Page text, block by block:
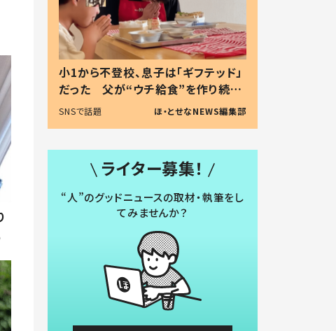
小1から不登校、息子は「ギフテッド」
だった 父が“ウチ給食”を作り続け
る理由とは #令和の親 #令和の子
SNSで話題 ほ・とせなNEWS編集部
ライター募集！
“人”のグッドニュースの取材・執筆をし
てみませんか？